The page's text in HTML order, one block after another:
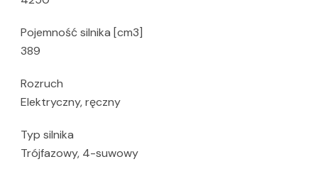
Pojemność silnika [cm3]
389
Rozruch
Elektryczny, ręczny
Typ silnika
Trójfazowy, 4-suwowy